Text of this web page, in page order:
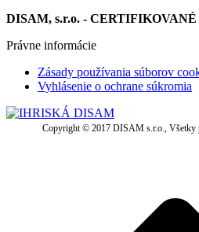
DISAM, s.r.o. -
Právne informácie
Zásady používania súborov
Vyhlásenie o ochrane súkromia
Copyright © 2017 DISAM s.r.o., Všetky